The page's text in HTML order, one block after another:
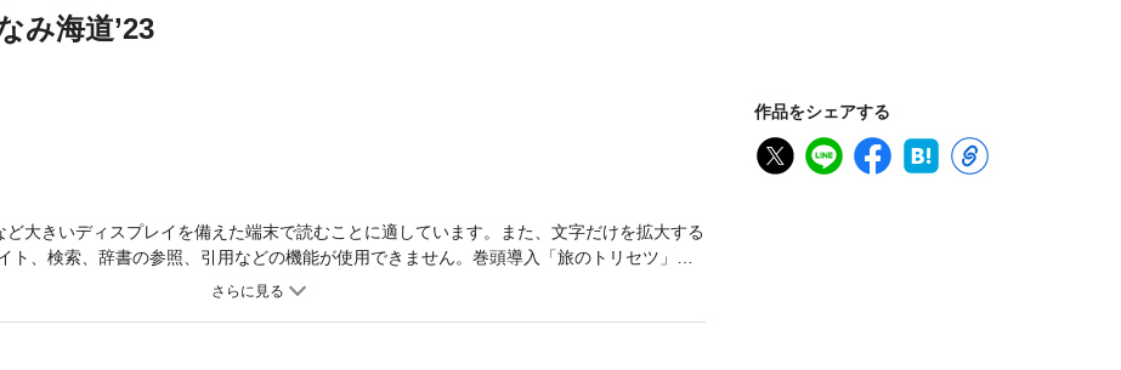
み海道’23
作品をシェアする
大きいディスプレイを備えた端末で読むことに適しています。また、文字だけを拡大する
ト、検索、辞書の参照、引用などの機能が使用できません。巻頭導入「旅のトリセツ」ペ
関係や概要がひと目でわかる旅マップ、愛媛の絶景、美景を集めたグラビア、編集部おす
集で道後温泉のすべてがわかります。また、地域応援企画として愛媛県のブランド栗の産